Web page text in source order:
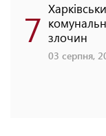
7 злочин
03 серпня,